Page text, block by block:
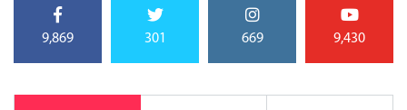
9,869 301 669 9,430